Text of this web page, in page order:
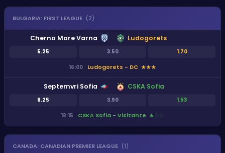
BULGARIA: FIRST LEAGUE (2)
Cherno More Varna
5.25 3.50 1.70
Ludogorets
16:00 Ludogorets - DC ★★★
Septemvri Sofia
6.25 3.90 1.53
CSKA Sofia
18:15 CSKA Sofia - Visitante ★★★
CANADA: CANADIAN PREMIER LEAGUE (1)